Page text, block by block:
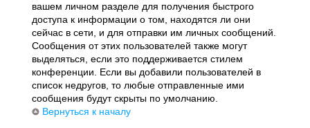
вашем личном разделе для получения быстрого
доступа к информации о том, находятся ли они
сейчас в сети, и для отправки им личных сообщений.
Сообщения от этих пользователей также могут
выделяться, если это поддерживается стилем
конференции. Если вы добавили пользователей в
список недругов, то любые отправленные ими
сообщения будут скрыты по умолчанию.
Вернуться к началу